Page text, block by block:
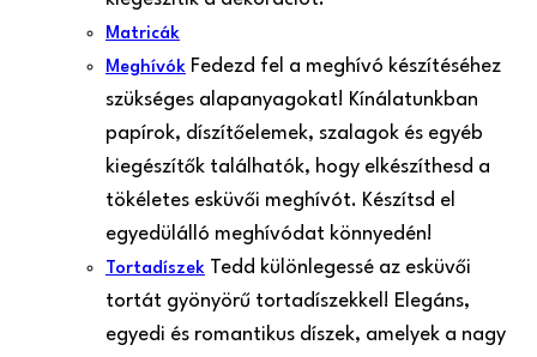
Matricák
Meghívók Fedezd fel a meghívó készítéséhez
szükséges alapanyagokat! Kínálatunkban
papírok, díszítőelemek, szalagok és egyéb
kiegészítők találhatók, hogy elkészíthesd a
tökéletes esküvői meghívót. Készítsd el
egyedülálló meghívódat könnyedén!
Tortadíszek Tedd különlegessé az esküvői
tortát gyönyörű tortadíszekkel! Elegáns,
egyedi és romantikus díszek, amelyek a nagy